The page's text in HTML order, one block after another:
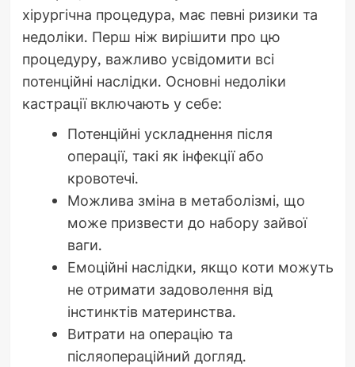
хірургічна процедура, має певні ризики та
недоліки. Перш ніж вирішити про цю
процедуру, важливо усвідомити всі
потенційні наслідки. Основні недоліки
кастрації включають у себе:
Потенційні ускладнення після
операції, такі як інфекції або
кровотечі.
Можлива зміна в метаболізмі, що
може призвести до набору зайвої
ваги.
Емоційні наслідки, якщо коти можуть
не отримати задоволення від
інстинктів материнства.
Витрати на операцію та
післяопераційний догляд.